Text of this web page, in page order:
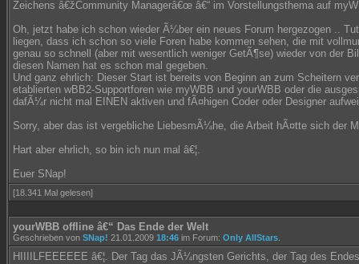
Zeichens â€žCommunity Managerâ€œ â€“ im Vorstellungsthema auf
Oh, jetzt habe ich schon wieder Ã¼ber ein neues Forum hergezogen ..
liegen, dass ich schon so viele Foren habe kommen sehen, die mit
genau so schnell (aber mit wesentlich weniger GetÃ¶se) wieder von der
diesen Namen hat es schon mal gegeben.
Und ganz ehrlich: Dieser Start ist bereits von Beginn an zum Scheitern
etablierten wBB2-Supportforen wie myWBB und yourWBB oder die
dafÃ¼r nicht mal EINEN aktiven und fÃ¤higen Coder oder Designer
Sorry, aber das ist vergebliche LiebesmÃ¼he, die Arbeit hÃ¤tte sich der
Hart aber ehrlich, so bin ich nun mal â€¦.
Euer SNap!
[18.341 Mal gelesen]
yourWBB offline â€“ Das Ende der Welt
Geschrieben von SNap! 21.01.2009 18:46 im Forum: Only AllStars
HIIIILFEEEEEE â€¦. Der Tag das JÃ¼ngsten Gerichts, der Tag des